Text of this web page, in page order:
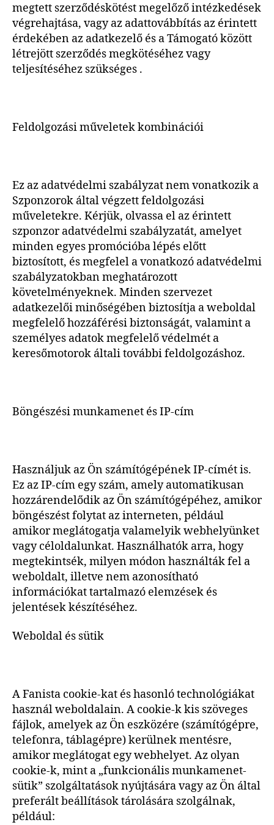
megtett szerződéskötést megelőző intézkedések
végrehajtása, vagy az adattovábbítás az érintett
érdekében az adatkezelő és a Támogató között
létrejött szerződés megkötéséhez vagy
teljesítéséhez szükséges .
Feldolgozási műveletek kombinációi
Ez az adatvédelmi szabályzat nem vonatkozik a
Szponzorok által végzett feldolgozási
műveletekre. Kérjük, olvassa el az érintett
szponzor adatvédelmi szabályzatát, amelyet
minden egyes promócióba lépés előtt
biztosított, és megfelel a vonatkozó adatvédelmi
szabályzatokban meghatározott
követelményeknek. Minden szervezet
adatkezelői minőségében biztosítja a weboldal
megfelelő hozzáférési biztonságát, valamint a
személyes adatok megfelelő védelmét a
keresőmotorok általi további feldolgozáshoz.
Böngészési munkamenet és IP-cím
Használjuk az Ön számítógépének IP-címét is.
Ez az IP-cím egy szám, amely automatikusan
hozzárendelődik az Ön számítógépéhez, amikor
böngészést folytat az interneten, például
amikor meglátogatja valamelyik webhelyünket
vagy céloldalunkat. Használhatók arra, hogy
megtekintsék, milyen módon használták fel a
weboldalt, illetve nem azonosítható
információkat tartalmazó elemzések és
jelentések készítéséhez.
Weboldal és sütik
A Fanista cookie-kat és hasonló technológiákat
használ weboldalain. A cookie-k kis szöveges
fájlok, amelyek az Ön eszközére (számítógépre,
telefonra, táblagépre) kerülnek mentésre,
amikor meglátogat egy webhelyet. Az olyan
cookie-k, mint a „funkcionális munkamenet-
sütik” szolgáltatások nyújtására vagy az Ön által
preferált beállítások tárolására szolgálnak,
például: